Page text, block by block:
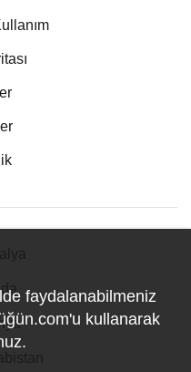
faydalanabilmeniz
kullanarak